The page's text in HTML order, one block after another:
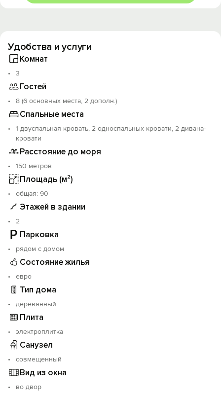
Удобства и услуги
Комнат
3
Гостей
8 (6 основных места, 2 дополн.)
Спальные места
1 двуспальная кровать, 2 односпальных кровати, 2 дивана-
кровати
Расстояние до моря
150 метров
Площадь (м²)
oбщая: 90
Этажей в здании
2
Парковка
рядом с домом
Состояние жилья
евро
Тип дома
деревянный
Плита
электроплитка
Санузел
совмещенный
Вид из окна
во двор